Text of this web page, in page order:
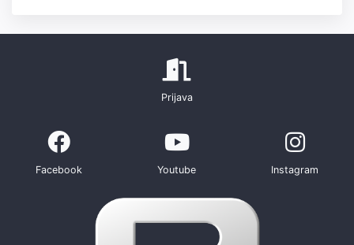
Prijava
Facebook Youtube Instagram